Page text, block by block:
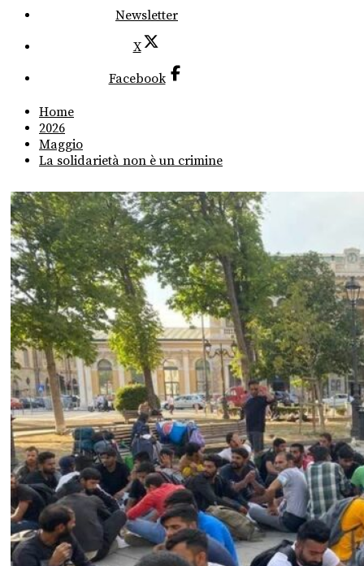
Newsletter
X
Facebook
Home
2026
Maggio
La solidarietà non è un crimine